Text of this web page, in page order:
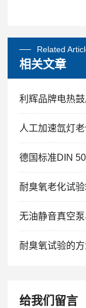
Related
相关文章
利辉品牌电热
耐臭氧老化试
无油静音真空
耐臭氧试验的
给我们留言